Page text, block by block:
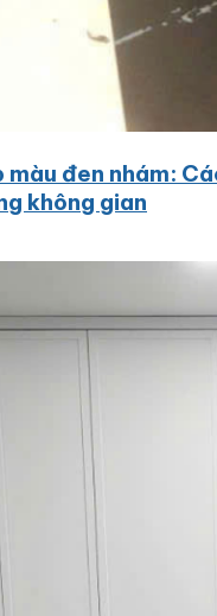
đen nhám:
không gian